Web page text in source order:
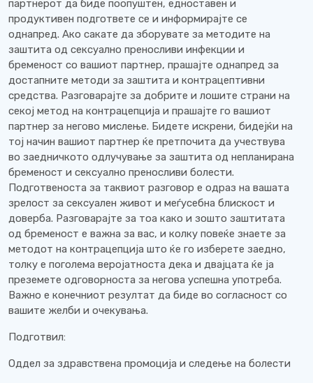
партнерот да биде поопуштен, едноставен и
продуктивен подгответе се и информирајте се
однапред. Ако сакате да зборувате за методите на
заштита од сексуално преносливи инфекции и
бременост со вашиот партнер, прашајте однапред за
достапните методи за заштита и контрацептивни
средства. Разговарајте за добрите и лошите страни на
секој метод на контрацепција и прашајте го вашиот
партнер за негово мислење. Бидете искрени, бидејќи на
тој начин вашиот партнер ќе претпочита да учествува
во заедничкото одлучување за заштита од непланирана
бременост и сексуално преносливи болести.
Подготвеноста за таквиот разговор е одраз на вашата
зрелост за сексуален живот и меѓусебна блискост и
доверба. Разговарајте за тоа како и зошто заштитата
од бременост е важна за вас, и колку повеќе знаете за
методот на контрацепција што ќе го изберете заедно,
толку е поголема веројатноста дека и двајцата ќе ја
преземете одговорноста за негова успешна употреба.
Важно е конечниот резултат да биде во согласност со
вашите желби и очекувања.
Подготвил:
Оддел за здравствена промоција и следење на болести